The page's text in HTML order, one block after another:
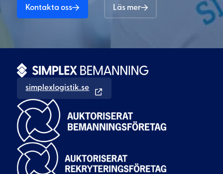
Kontakta oss Läs mer
simplexlogistik.se